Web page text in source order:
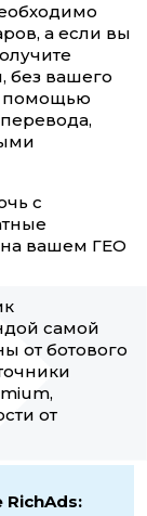
а если вы
без вашего
помощью
с
вашем ГЕО
самой
от ботового
от